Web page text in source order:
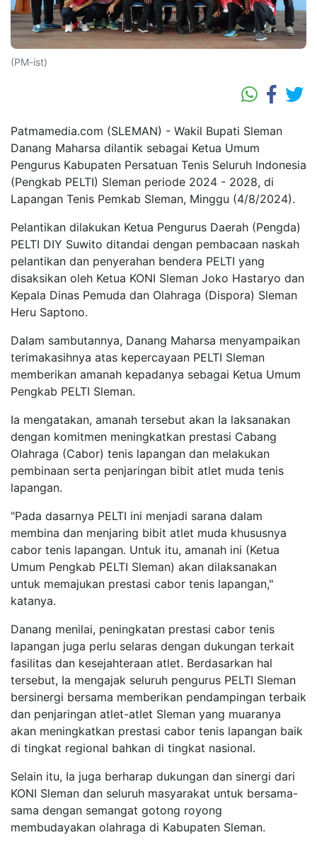
(PM-ist)
Patmamedia.com (SLEMAN) - Wakil Bupati Sleman
Danang Maharsa dilantik sebagai Ketua Umum
Pengurus Kabupaten Persatuan Tenis Seluruh Indonesia
(Pengkab PELTI) Sleman periode 2024 - 2028, di
Lapangan Tenis Pemkab Sleman, Minggu (4/8/2024).
Pelantikan dilakukan Ketua Pengurus Daerah (Pengda)
PELTI DIY Suwito ditandai dengan pembacaan naskah
pelantikan dan penyerahan bendera PELTI yang
disaksikan oleh Ketua KONI Sleman Joko Hastaryo dan
Kepala Dinas Pemuda dan Olahraga (Dispora) Sleman
Heru Saptono.
Dalam sambutannya, Danang Maharsa menyampaikan
terimakasihnya atas kepercayaan PELTI Sleman
memberikan amanah kepadanya sebagai Ketua Umum
Pengkab PELTI Sleman.
Ia mengatakan, amanah tersebut akan Ia laksanakan
dengan komitmen meningkatkan prestasi Cabang
Olahraga (Cabor) tenis lapangan dan melakukan
pembinaan serta penjaringan bibit atlet muda tenis
lapangan.
"Pada dasarnya PELTI ini menjadi sarana dalam
membina dan menjaring bibit atlet muda khususnya
cabor tenis lapangan. Untuk itu, amanah ini (Ketua
Umum Pengkab PELTI Sleman) akan dilaksanakan
untuk memajukan prestasi cabor tenis lapangan,"
katanya.
Danang menilai, peningkatan prestasi cabor tenis
lapangan juga perlu selaras dengan dukungan terkait
fasilitas dan kesejahteraan atlet. Berdasarkan hal
tersebut, Ia mengajak seluruh pengurus PELTI Sleman
bersinergi bersama memberikan pendampingan terbaik
dan penjaringan atlet-atlet Sleman yang muaranya
akan meningkatkan prestasi cabor tenis lapangan baik
di tingkat regional bahkan di tingkat nasional.
Selain itu, Ia juga berharap dukungan dan sinergi dari
KONI Sleman dan seluruh masyarakat untuk bersama-
sama dengan semangat gotong royong
membudayakan olahraga di Kabupaten Sleman.